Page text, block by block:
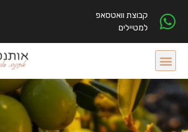
קבוצת וואטסאפ
למטיילים